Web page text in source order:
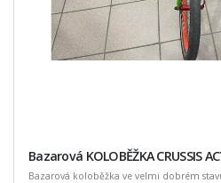
Bazarová KOLOBĚŽKA CRUSSIS
Bazarová koloběžka ve velmi dobrém